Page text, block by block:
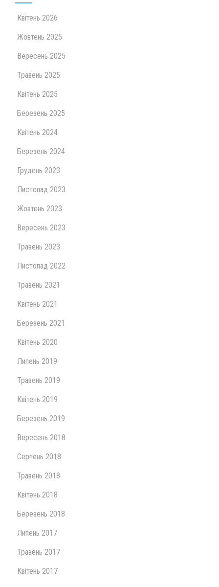
Квітень 2026
Жовтень 2025
Вересень 2025
Травень 2025
Квітень 2025
Березень 2025
Квітень 2024
Березень 2024
Грудень 2023
Листопад 2023
Жовтень 2023
Вересень 2023
Травень 2023
Листопад 2022
Травень 2021
Квітень 2021
Березень 2021
Квітень 2020
Липень 2019
Травень 2019
Квітень 2019
Березень 2019
Вересень 2018
Серпень 2018
Травень 2018
Квітень 2018
Березень 2018
Липень 2017
Травень 2017
Квітень 2017